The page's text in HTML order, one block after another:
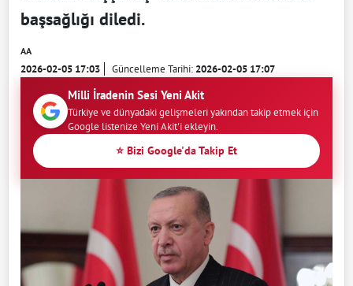
başsağlığı diledi.
AA
2026-02-05 17:03 Güncelleme Tarihi:2026-02-05 17:07
Milli İradenin Sesi Yeni Akit
Türkiye ve dünyadaki gelişmeleri yakından takip etmek için
Google listenize Yeni Akit'i ekleyin.
⭐ Bizi Google'da Takip Et